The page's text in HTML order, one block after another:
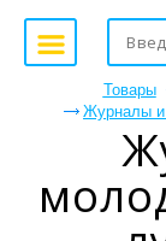
Товары
Журналы и